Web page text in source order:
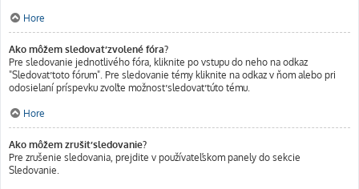
Hore
Ako môžem sledovať zvolené fóra?
Pre sledovanie jednotlivého fóra, kliknite po vstupu do neho na odkaz
"Sledovať toto fórum". Pre sledovanie témy kliknite na odkaz v ňom alebo pri
odosielaní príspevku zvoľte možnosť sledovať túto tému.
Hore
Ako môžem zrušiť sledovanie?
Pre zrušenie sledovania, prejdite v používateľskom panely do sekcie
Sledovanie.